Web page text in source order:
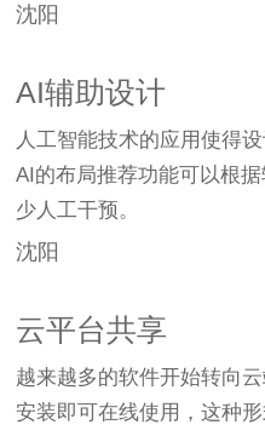
沈阳
AI辅助设计
人工智能技术的应用使得
AI的布局推荐功能可以根
少人工干预。
沈阳
云平台共享
越来越多的软件开始转向
安装即可在线使用，这种